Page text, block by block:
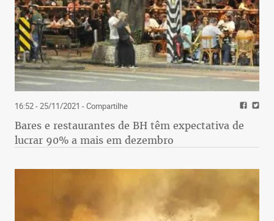
16:52 - 25/11/2021 - Compartilhe
Bares e restaurantes de BH têm expectativa de
lucrar 90% a mais em dezembro